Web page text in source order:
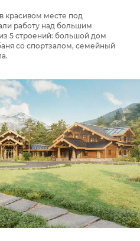
красивом месте под
работу над большим
5 строений: большой дом
со спортзалом, семейный